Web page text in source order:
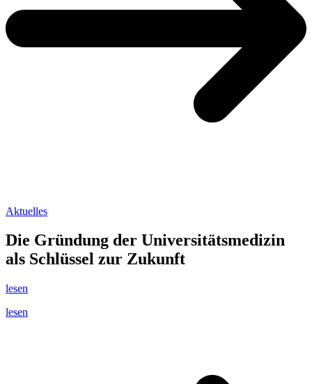
Aktuelles
Die Gründung der Universitätsmedizin
als Schlüssel zur Zukunft
lesen
lesen